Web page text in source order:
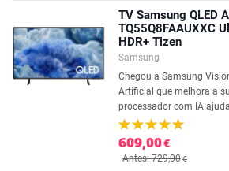
TV Samsung QLED
TQ55Q8FAAUXXC
HDR+ Tizen
Samsung
Chegou a Samsung
Artificial que melhora a
processador com IA
609,00€
Antes: 729,00€